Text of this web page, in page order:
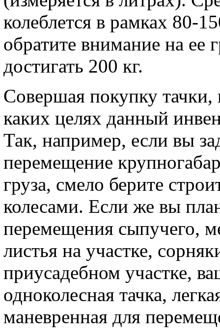
колеблется в рамках 80-
обратите внимание на ее
достигать 200 кг.
Совершая покупку тачки,
каких целях данный
Так, например, если вы
перемещение
груза, смело берите
колесами. Если же вы
перемещения сыпучего,
листья на участке,
приусадебном участке,
одноколесная тачка,
маневренная для